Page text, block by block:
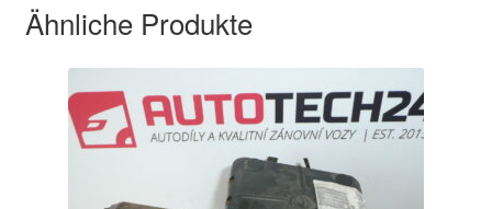
Ähnliche Produkte